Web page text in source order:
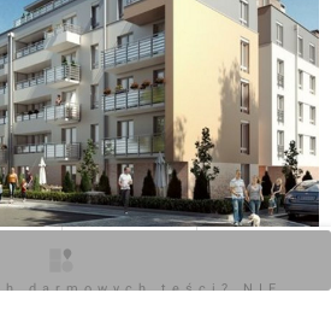
darmowych teści? NIE